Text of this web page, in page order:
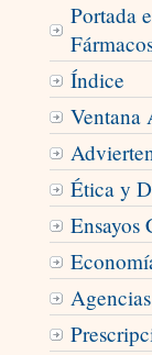
Portada
Índice
Ventana
Ética y
Ensayos